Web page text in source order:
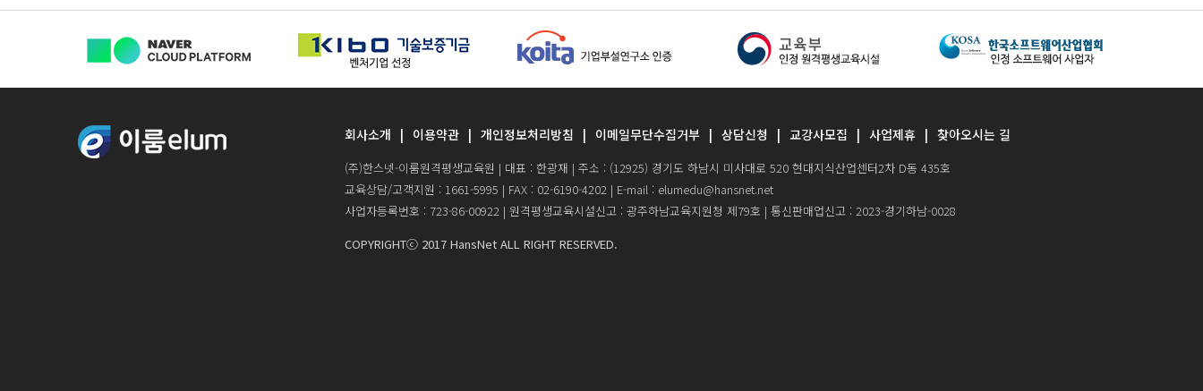
회사소개 이용약관 개인정보처리방침 이메일무단수집거부 상담신청 교강사모집 사업제휴 찾아오시는 길
(주)한스넷-이룸원격평생교육원 | 대표 : 한광재 | 주소 : (12925) 경기도 하남시 미사대로 520 현대지식산업센터2차 D동 435호
교육상담/고객지원 : 1661-5995 | FAX : 02-6190-4202 | E-mail : elumedu@hansnet.net
사업자등록번호 : 723-86-00922 | 원격평생교육시설신고 : 광주하남교육지원청 제79호 | 통신판매업신고 : 2023-경기하남-0028
COPYRIGHTⓒ 2017 HansNet ALL RIGHT RESERVED.